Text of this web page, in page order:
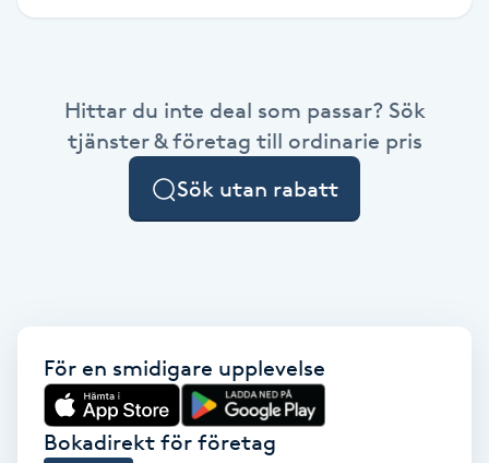
Headspa
Hot Stone Massage
Hittar du inte deal som passar? Sök
tjänster & företag till ordinarie pris
Sök utan rabatt
För en smidigare upplevelse
Bokadirekt för företag